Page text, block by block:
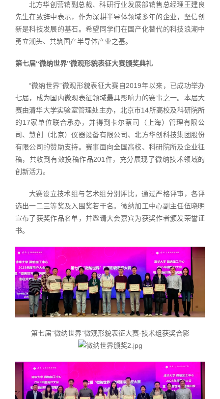
北方华创营销副总裁、科研行业发展部销售总经理王建良
先生在致辞中表示，作为深耕半导体领域多年的企业，坚信创
新是科技发展的基石。希望同学们在国产化替代的科技浪潮中
勇立潮头、共筑国产半导体产业之基。
第七届“微纳世界”微观形貌表征大赛颁奖典礼
“微纳世界”微观形貌表征大赛自2019年以来，已成功举办
七届，成为国内微观表征领域最具影响力的赛事之一。本届大
赛由清华大学实验室管理处主办，北京市14所高校及科研院所
的17家单位联合承办，并得到卡尔蔡司（上海）管理有限公
司、慧创（北京）仪器设备有限公司、北方华创科技集团股份
有限公司的赞助支持。赛事面向全国高校、科研院所及企业征
稿，共收到有效投稿作品201件，充分展现了微纳技术领域的
创新活力。
大赛设立技术组与艺术组分别评比，通过严格评审，各评
选出一二三等奖及入围奖若干名。微纳加工中心副主任伍晓明
宣布了获奖作品名单，并邀请大会嘉宾为获奖作者颁发荣誉证
书。
第七届“微纳世界”微观形貌表征大赛-技术组获奖合影